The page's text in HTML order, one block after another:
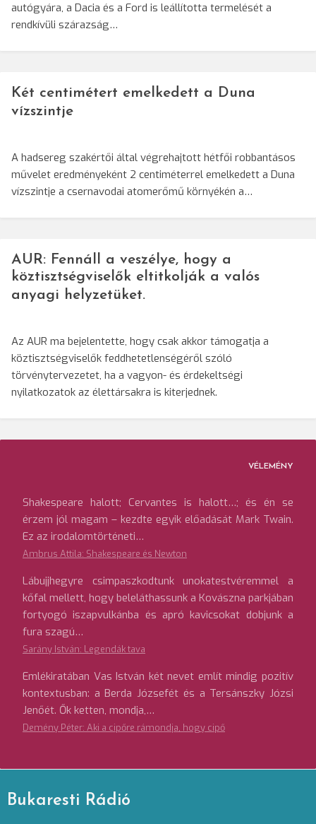
autógyára, a Dacia és a Ford is leállította termelését a
rendkívüli szárazság…
Két centimétert emelkedett a Duna
vízszintje
A hadsereg szakértői által végrehajtott hétfői robbantásos
művelet eredményeként 2 centiméterrel emelkedett a Duna
vízszintje a csernavodai atomerőmű környékén a…
AUR: Fennáll a veszélye, hogy a
köztisztségviselők eltitkolják a valós
anyagi helyzetüket.
Az AUR ma bejelentette, hogy csak akkor támogatja a
köztisztségviselők feddhetetlenségéről szóló
törvénytervezetet, ha a vagyon- és érdekeltségi
nyilatkozatok az élettársakra is kiterjednek.
VÉLEMÉNY
Shakespeare halott; Cervantes is halott…; és én se
érzem jól magam – kezdte egyik előadását Mark Twain.
Ez az irodalomtörténeti…
Ambrus Attila: Shakespeare és Newton
Lábujjhegyre csimpaszkodtunk unokatestvéremmel a
kőfal mellett, hogy beleláthassunk a Kovászna parkjában
fortyogó iszapvulkánba és apró kavicsokat dobjunk a
fura szagú…
Sarány István: Legendák tava
Emlékiratában Vas István két nevet említ mindig pozitív
kontextusban: a Berda Józsefét és a Tersánszky Józsi
Jenőét. Ők ketten, mondja,…
Demény Péter: Aki a cipőre rámondja, hogy cipő
Bukaresti Rádió